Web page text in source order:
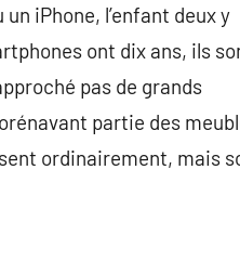
iPhone, l’enfant deux y
ont dix ans, ils
pas de grands
partie des
ordinairement, mais